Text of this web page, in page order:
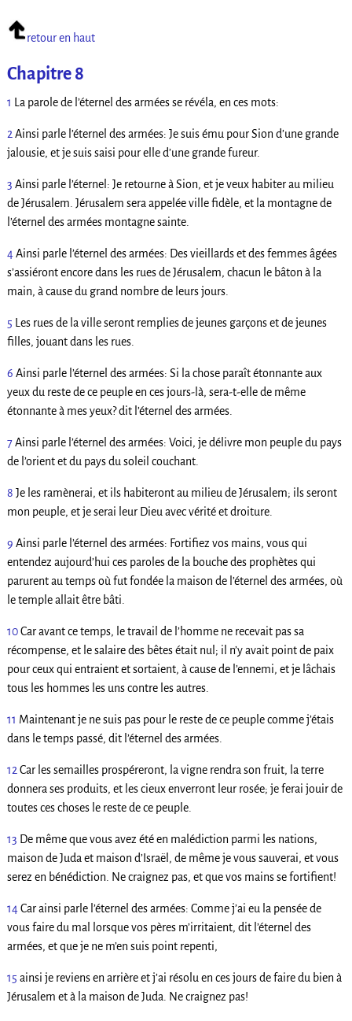
retour en haut
Chapitre 8
1 La parole de l’éternel des armées se révéla, en ces mots:
2Ainsi parle l’éternel des armées: Je suis ému pour Sion d’une grande
jalousie, et je suis saisi pour elle d’une grande fureur.
3 Ainsi parle l’éternel: Je retourne à Sion, et je veux habiter au milieu
de Jérusalem. Jérusalem sera appelée ville fidèle, et la montagne de
l’éternel des armées montagne sainte.
4Ainsi parle l’éternel des armées: Des vieillards et des femmes âgées
s’assiéront encore dans les rues de Jérusalem, chacun le bâton à la
main, à cause du grand nombre de leurs jours.
5 Les rues de la ville seront remplies de jeunes garçons et de jeunes
filles, jouant dans les rues.
6 Ainsi parle l’éternel des armées: Si la chose paraît étonnante aux
yeux du reste de ce peuple en ces jours-là, sera-t-elle de même
étonnante à mes yeux? dit l’éternel des armées.
7Ainsi parle l’éternel des armées: Voici, je délivre mon peuple du pays
de l’orient et du pays du soleil couchant.
8 Je les ramènerai, et ils habiteront au milieu de Jérusalem; ils seront
mon peuple, et je serai leur Dieu avec vérité et droiture.
9 Ainsi parle l’éternel des armées: Fortifiez vos mains, vous qui
entendez aujourd’hui ces paroles de la bouche des prophètes qui
parurent au temps où fut fondée la maison de l’éternel des armées, où
le temple allait être bâti.
10Car avant ce temps, le travail de l’homme ne recevait pas sa
récompense, et le salaire des bêtes était nul; il n’y avait point de paix
pour ceux qui entraient et sortaient, à cause de l’ennemi, et je lâchais
tous les hommes les uns contre les autres.
11 Maintenant je ne suis pas pour le reste de ce peuple comme j’étais
dans le temps passé, dit l’éternel des armées.
12Car les semailles prospéreront, la vigne rendra son fruit, la terre
donnera ses produits, et les cieux enverront leur rosée; je ferai jouir de
toutes ces choses le reste de ce peuple.
13 De même que vous avez été en malédiction parmi les nations,
maison de Juda et maison d’Israël, de même je vous sauverai, et vous
serez en bénédiction. Ne craignez pas, et que vos mains se fortifient!
14Car ainsi parle l’éternel des armées: Comme j’ai eu la pensée de
vous faire du mal lorsque vos pères m’irritaient, dit l’éternel des
armées, et que je ne m’en suis point repenti,
15 ainsi je reviens en arrière et j’ai résolu en ces jours de faire du bien à
Jérusalem et à la maison de Juda. Ne craignez pas!